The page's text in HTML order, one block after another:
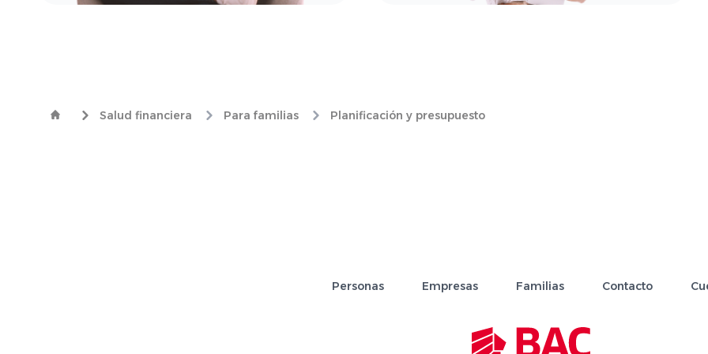
Salud financiera Para familias Planificación y presupuesto
Personas Empresas Familias Contacto